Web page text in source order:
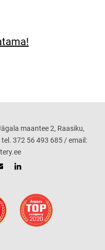
maantee 2, Raasiku,
372 56 493 685 / email: